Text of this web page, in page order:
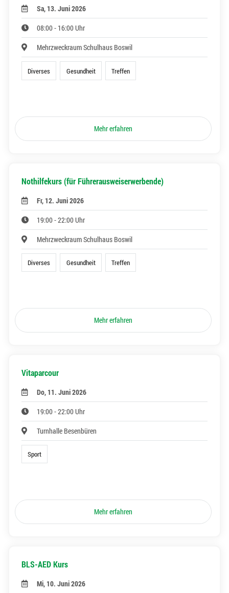
Sa, 13. Juni 2026
08:00 - 16:00 Uhr
Mehrzweckraum Schulhaus Boswil
Diverses Gesundheit Treffen
Mehr erfahren
Nothilfekurs (für Führerausweiserwerbende)
Fr, 12. Juni 2026
19:00 - 22:00 Uhr
Mehrzweckraum Schulhaus Boswil
Diverses Gesundheit Treffen
Mehr erfahren
Vitaparcour
Do, 11. Juni 2026
19:00 - 22:00 Uhr
Turnhalle Besenbüren
Sport
Mehr erfahren
BLS-AED Kurs
Mi, 10. Juni 2026